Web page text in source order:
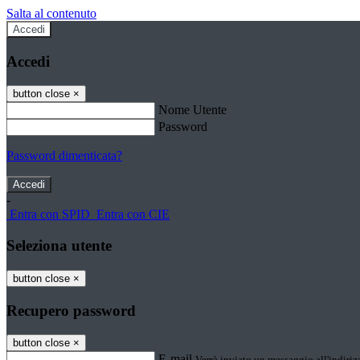
Salta al contenuto
Accedi
Accedi
button close ×
Nome Utente
Password
Password dimenticata?
-
Entra con SPID Entra con CIE
Seleziona utente
button close ×
Recupero password
button close ×